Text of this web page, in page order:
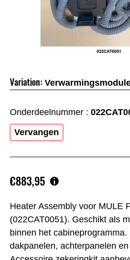
Heater Assembly voor MULE
(022CAT0051). Geschikt als
binnen het
dakpanelen, achterpanelen
€883,95
Variation:
Onderdeelnummer :
Vervangen